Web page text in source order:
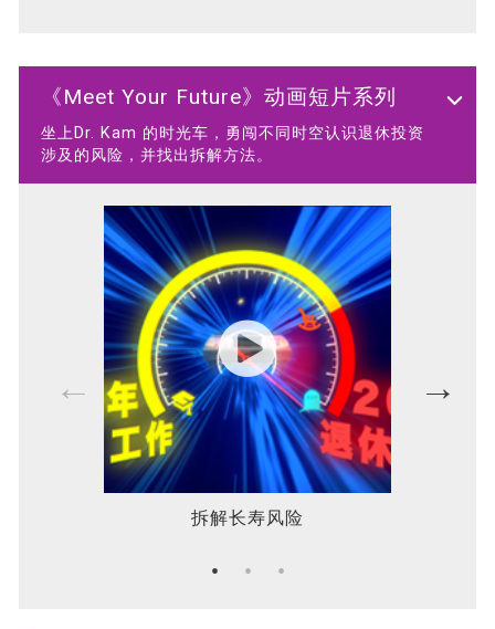
《Meet Your Future》动画短片系列
坐上Dr. Kam 的时光车，勇闯不同时空认识退休投资
涉及的风险，并找出拆解方法。
拆解长寿风险